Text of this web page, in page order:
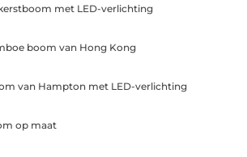
met LED-verlichting
boom van Hong Kong
van Hampton met LED-verlichting
op maat